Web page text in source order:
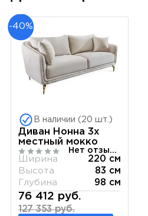
-40%
В наличии (20 шт.)
Диван Нонна 3х
местный мокко
Нет отзывов
Ширина
220 см
Высота
83 см
Глубина
98 см
76 412 руб.
127 353 руб.